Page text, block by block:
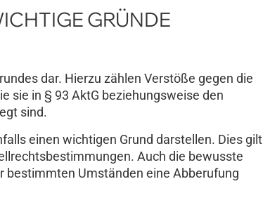
GRÜNDE
dar. Hierzu zählen Verstöße gegen die
sie in § 93 AktG beziehungsweise den
sind.
einen wichtigen Grund darstellen. Dies gilt
Auch die bewusste
bestimmten Umständen eine Abberufung